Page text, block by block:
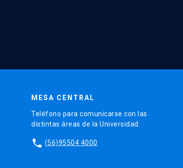
MESA CENTRAL
Teléfono para comunicarse con las
distintas áreas de la Universidad.
phone (56)95504 4000